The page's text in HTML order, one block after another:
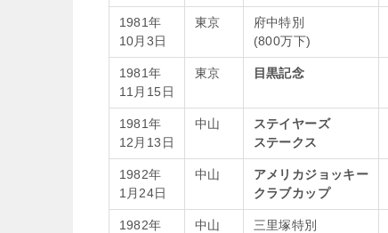
1981年
10月3日
東京
府中特別
(800万下)
1981年
11月15日
東京 目黒記念
1981年
12月13日
中山
ステイヤーズ
ステークス
1982年
1月24日
中山
アメリカジョッキー
クラブカップ
1982年
中山
三里塚特別